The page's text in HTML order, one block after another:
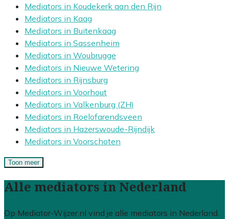
Mediators in Koudekerk aan den Rijn
Mediators in Kaag
Mediators in Buitenkaag
Mediators in Sassenheim
Mediators in Woubrugge
Mediators in Nieuwe Wetering
Mediators in Rijnsburg
Mediators in Voorhout
Mediators in Valkenburg (ZH)
Mediators in Roelofarendsveen
Mediators in Hazerswoude-Rijndijk
Mediators in Voorschoten
Toon meer
Alle mediators in Nederland
Op Mediator-Wijzer.nl vind je alle mediators in Nederland.